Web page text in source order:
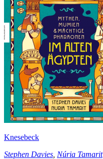
Knesebeck
Stephen Davies Núria Tamarit